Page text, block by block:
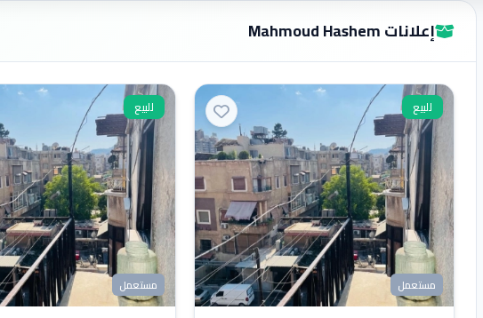
إعلانات Mahmoud Hashem
للبيع
مستعمل
للبيع
مستعمل